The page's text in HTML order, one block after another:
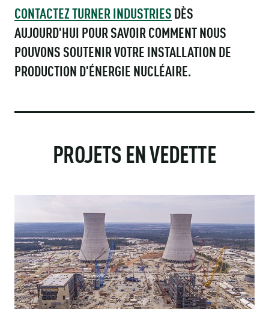
CONTACTEZ TURNER INDUSTRIES DÈS
AUJOURD'HUI POUR SAVOIR COMMENT NOUS
POUVONS SOUTENIR VOTRE INSTALLATION DE
PRODUCTION D'ÉNERGIE NUCLÉAIRE.
PROJETS EN VEDETTE